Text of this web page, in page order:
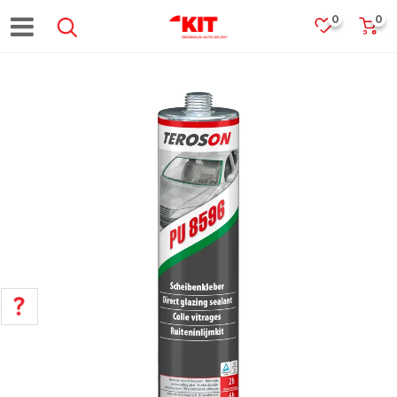
0
0
POMOĆ PRI KUPOVINI
Za više informacija, pomoć i